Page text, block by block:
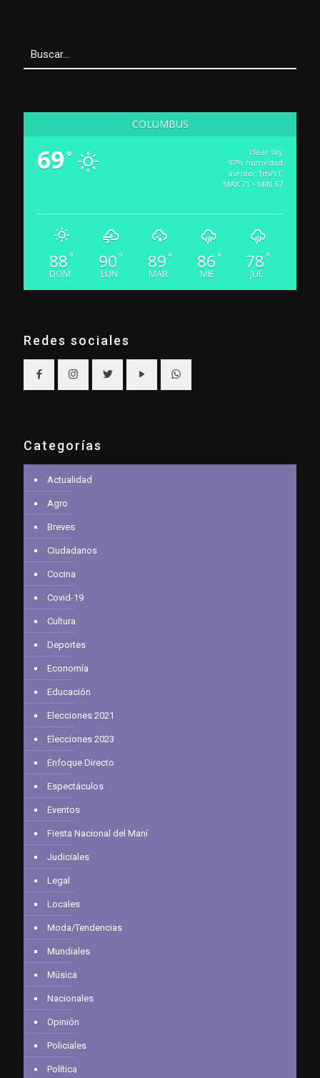
COLUMBUS
69°
clear sky
97% humedad
viento: 1m/s E
MAX 71 • MIN 67
88 °
DOM
90 °
LUN
89 °
MAR
86 °
MIE
78 °
JUE
Redes sociales
Categorías
Actualidad
Agro
Breves
Ciudadanos
Cocina
Covid-19
Cultura
Deportes
Economía
Educación
Elecciones 2021
Elecciones 2023
Enfoque Directo
Espectáculos
Eventos
Fiesta Nacional del Maní
Judiciales
Legal
Locales
Moda/Tendencias
Mundiales
Música
Nacionales
Opinión
Policiales
Política